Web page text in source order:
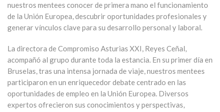
nuestros mentees conocer de primera mano el funcionamiento
de la Unión Europea, descubrir oportunidades profesionales y
generar vínculos clave para su desarrollo personal y laboral.
La directora de Compromiso Asturias XXI, Reyes Ceñal,
acompañó al grupo durante toda la estancia. En su primer día en
Bruselas, tras una intensa jornada de viaje, nuestros mentees
participaron en un enriquecedor debate centrado en las
oportunidades de empleo en la Unión Europea. Diversos
expertos ofrecieron sus conocimientos y perspectivas,